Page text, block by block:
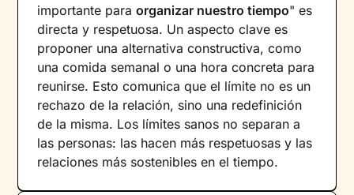
importante paraorganizar nuestro tiempo" es
directa y respetuosa. Un aspecto clave es
proponer una alternativa constructiva, como
una comida semanal o una hora concreta para
reunirse. Esto comunica que el límite no es un
rechazo de la relación, sino una redefinición
de la misma. Los límites sanos no separan a
las personas: las hacen más respetuosas y las
relaciones más sostenibles en el tiempo.